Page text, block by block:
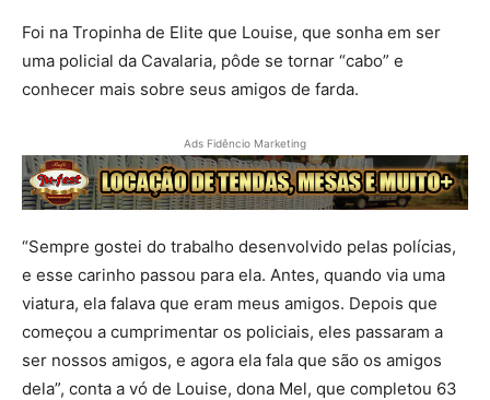
Foi na Tropinha de Elite que Louise, que sonha em ser
uma policial da Cavalaria, pôde se tornar “cabo” e
conhecer mais sobre seus amigos de farda.
Ads Fidêncio Marketing
“Sempre gostei do trabalho desenvolvido pelas polícias,
e esse carinho passou para ela. Antes, quando via uma
viatura, ela falava que eram meus amigos. Depois que
começou a cumprimentar os policiais, eles passaram a
ser nossos amigos, e agora ela fala que são os amigos
dela”, conta a vó de Louise, dona Mel, que completou 63